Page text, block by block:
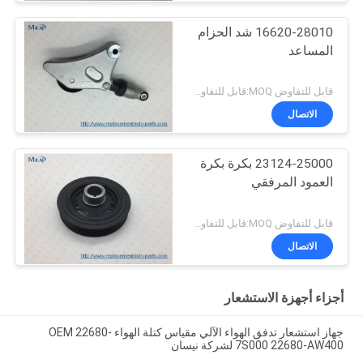
16620-28010 شد الحزام
المساعد
قابل للتفاوض MOQ:قابل للتفاوض
الاتصال
23124-25000 بكرة بكرة
العمود المرفقي
قابل للتفاوض MOQ:قابل للتفاوض
الاتصال
أجزاء أجهزة الاستشعار
جهاز استشعار تدفق الهواء الآلي مقياس كتلة الهواء OEM 22680-
7S000 22680-AW400 لشركة نيسان